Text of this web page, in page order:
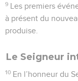
9 Les premiers
à présent du
produise.
Le Seigneur
10 En l’honneur du